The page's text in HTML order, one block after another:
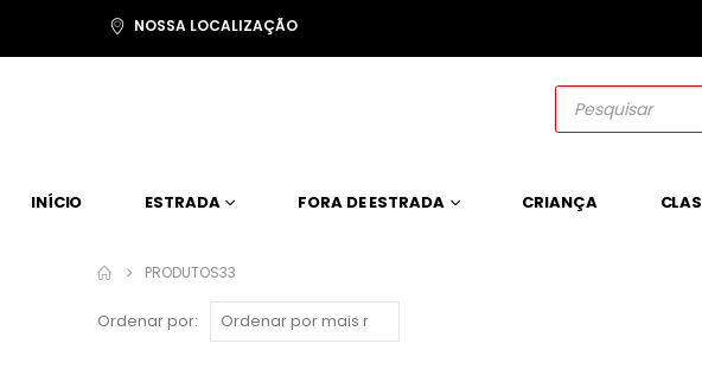
NOSSA LOCALIZAÇÃO
INÍCIO ESTRADA FORA DE ESTRADA CRIANÇA
PRODUTOS33
Ordenar por: